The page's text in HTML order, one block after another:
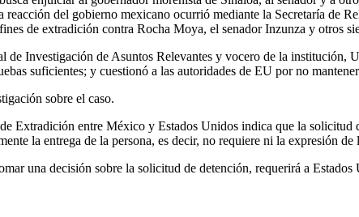
del gobierno mexicano ocurrió mediante la Secretaría de
de extradición contra Rocha Moya, el senador Inzunza y otros
Investigación de Asuntos Relevantes y vocero de la institución,
suficientes; y cuestionó a las autoridades de EU por no
sobre el caso.
Extradición entre México y Estados Unidos indica que la
la entrega de la persona, es decir, no requiere ni la expresión de
una decisión sobre la solicitud de detención, requerirá a